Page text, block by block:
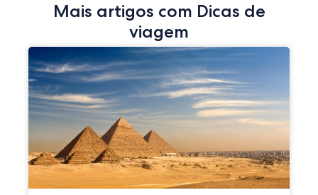
Mais artigos com Dicas de
viagem